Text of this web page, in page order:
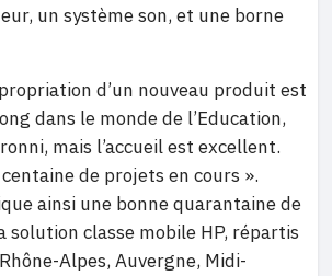
un système son, et une borne
d’un nouveau produit est
dans le monde de l’Education,
mais l’accueil est excellent.
de projets en cours ».
ainsi une bonne quarantaine de
solution classe mobile HP, répartis
Alpes, Auvergne, Midi-